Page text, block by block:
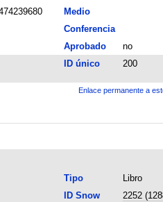
Medio
Conferencia
Aprobado
no
ID único 200
Enlace permanente a
Tipo
Libro
ID Snow
2252